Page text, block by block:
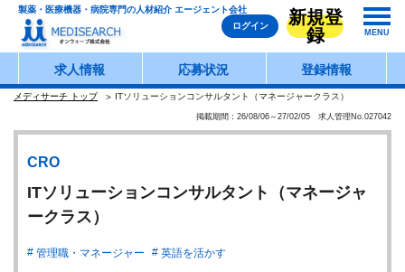
製薬・医療機器・病院専門の人材紹介 エージェント会社
ログイン
新規登
録
MENU
求人情報 応募状況 登録情報
メディサーチ トップ ITソリューションコンサルタント（マネージャークラス）
掲載期間：26/08/06～27/02/05 求人管理No.027042
CRO
ITソリューションコンサルタント（マネージャ
ークラス）
管理職・マネージャー 英語を活かす